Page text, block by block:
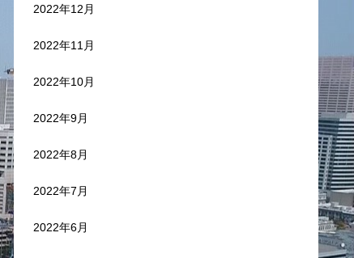
2022年12月
2022年11月
2022年10月
2022年9月
2022年8月
2022年7月
2022年6月